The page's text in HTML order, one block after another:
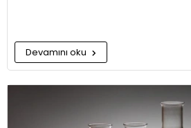
Devamını oku